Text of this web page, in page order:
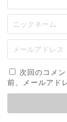
次回のコメ
前、メールアド